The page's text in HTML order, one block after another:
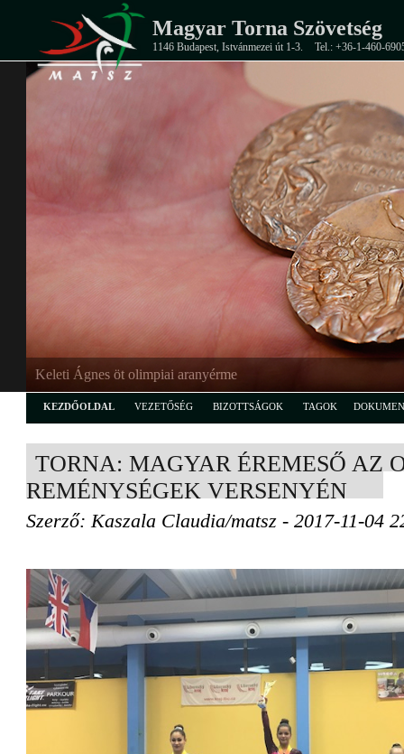
Magyar Torna Szövetség
1146 Budapest, Istvánmezei út 1-3. Tel.: +36-1-460-
EB-ezüstérmes junior férfi csapat
KEZDŐOLDAL VEZETŐSÉG BIZOTTSÁGOK TAGOK
TORNA: MAGYAR ÉREMESŐ AZ
REMÉNYSÉGEK VERSENYÉN
Szerző: Kaszala Claudia/matsz - 2017-11-04